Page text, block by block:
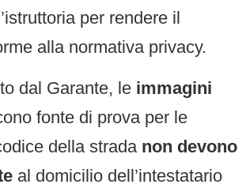
per rendere il
alla normativa privacy.
dal Garante, le immagini
fonte di prova per le
della strada non devono
al domicilio dell’intestatario